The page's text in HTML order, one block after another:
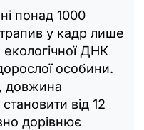
понад 1000
у кадр лише
екологічної ДНК
особини.
довжина
від 12
дорівнює